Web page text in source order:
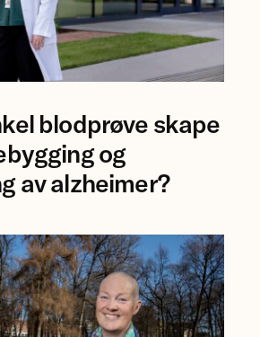
blodprøve skape
og
av alzheimer?